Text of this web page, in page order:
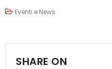
Eventi e News
SHARE ON